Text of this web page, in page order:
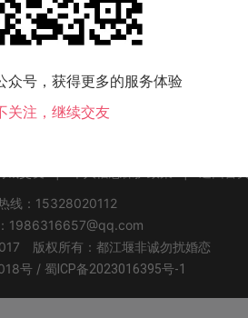
友 鹤峰县交友
线：15328020112
1986316657@qq.com
版权所有：都江堰非诚勿扰婚恋
号 / 蜀ICP备2023016395号-1
众号，获得更多的服务体验
关注，继续交友